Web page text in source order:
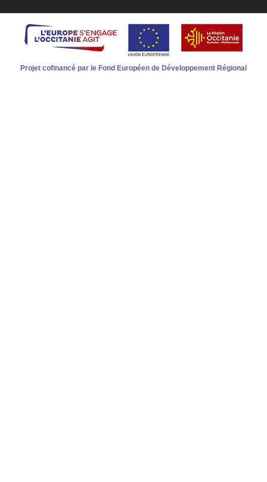
Projet cofinancé par le Fond Européen de Développement Régional